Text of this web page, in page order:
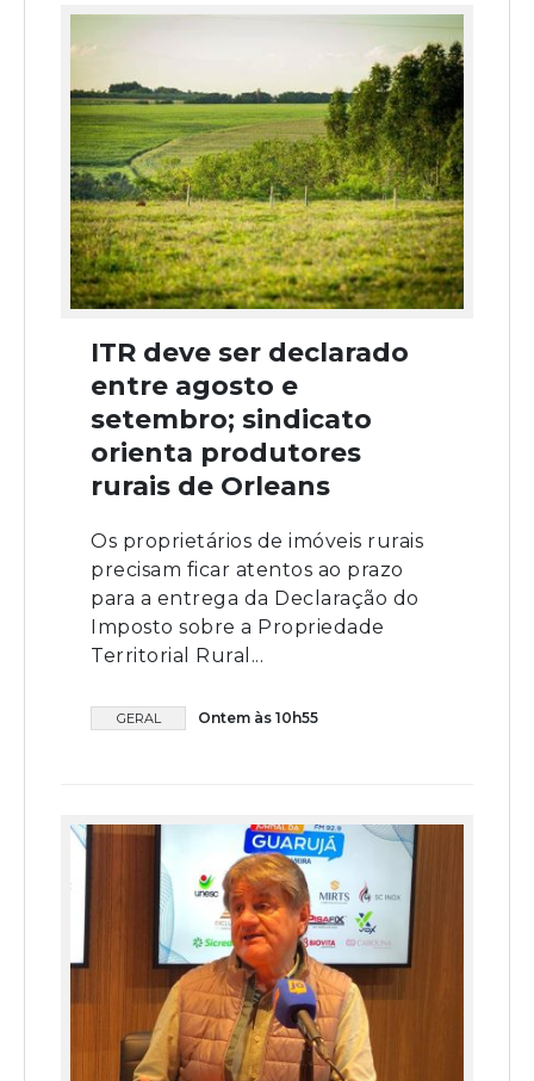
ITR deve ser declarado
entre agosto e
setembro; sindicato
orienta produtores
rurais de Orleans
Os proprietários de imóveis rurais
precisam ficar atentos ao prazo
para a entrega da Declaração do
Imposto sobre a Propriedade
Territorial Rural...
GERAL Ontem às 10h55